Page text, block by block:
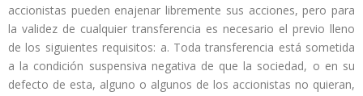
accionistas pueden enajenar libremente sus acciones, pero para
la validez de cualquier transferencia es necesario el previo lleno
de los siguientes requisitos: a. Toda transferencia está sometida
a la condición suspensiva negativa de que la sociedad, o en su
defecto de esta, alguno o algunos de los accionistas no quieran,